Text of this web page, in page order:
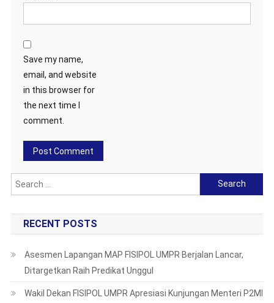
Save my name,
email, and website
in this browser for
the next time I
comment.
Search
for:
RECENT POSTS
Asesmen Lapangan MAP FISIPOL UMPR Berjalan Lancar,
Ditargetkan Raih Predikat Unggul
Wakil Dekan FISIPOL UMPR Apresiasi Kunjungan Menteri P2MI